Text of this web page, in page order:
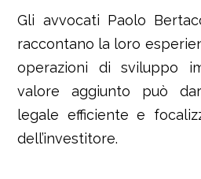
Gli avvocati Paolo
raccontano la loro
operazioni di sviluppo
valore aggiunto può
legale efficiente e
dell’investitore.